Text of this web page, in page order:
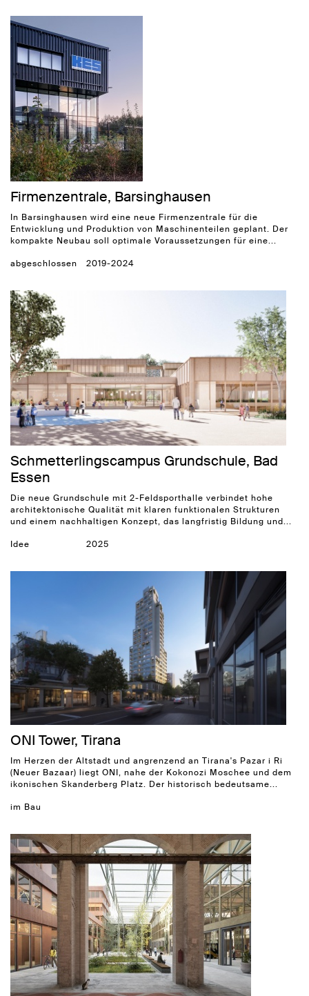
Firmenzentrale, Barsinghausen
In Barsinghausen wird eine neue Firmenzentrale für die
Entwicklung und Produktion von Maschinenteilen geplant. Der
kompakte Neubau soll optimale Voraussetzungen für eine...
abgeschlossen 2019-2024
Schmetterlingscampus Grundschule, Bad
Essen
Die neue Grundschule mit 2-Feldsporthalle verbindet hohe
architektonische Qualität mit klaren funktionalen Strukturen
und einem nachhaltigen Konzept, das langfristig Bildung und...
Idee 2025
ONI Tower, Tirana
Im Herzen der Altstadt und angrenzend an Tirana's Pazar i Ri
(Neuer Bazaar) liegt ONI, nahe der Kokonozi Moschee und dem
ikonischen Skanderberg Platz. Der historisch bedeutsame...
im Bau